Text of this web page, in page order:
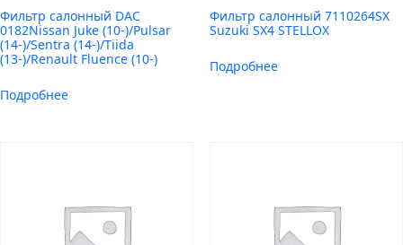
Фильтр салонный DAC
0182Nissan Juke (10-)/Pulsar
(14-)/Sentra (14-)/Tiida
(13-)/Renault Fluence (10-)
Подробнее
Фильтр салонный 7110264SX
Suzuki SX4 STELLOX
Подробнее